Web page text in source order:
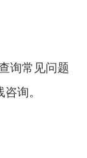
询常见问题
询。